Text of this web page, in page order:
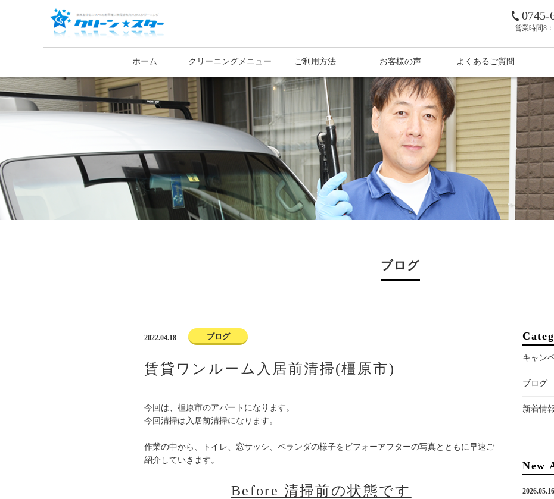
0745-
営業時間8
ホーム クリーニングメニュー ご利用方法 お客様の声 よくあるご質問
ブログ
2022.04.18 ブログ
賃貸ワンルーム入居前清掃(橿原市)
今回は、橿原市のアパートになります。
今回清掃は入居前清掃になります。
作業の中から、トイレ、窓サッシ、ベランダの様子をビフォーアフターの写真とともに早速ご
紹介していきます。
Before 清掃前の状態です
キャン
ブログ
新着情
New
2026.05.16